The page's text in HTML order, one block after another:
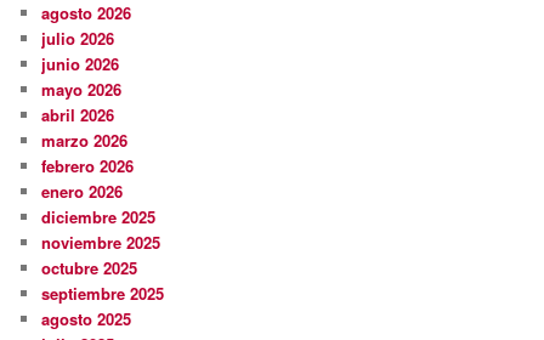
agosto 2026
julio 2026
junio 2026
mayo 2026
abril 2026
marzo 2026
febrero 2026
enero 2026
diciembre 2025
noviembre 2025
octubre 2025
septiembre 2025
agosto 2025